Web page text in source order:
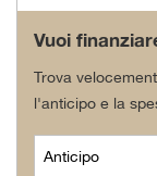
Vuoi
Trova
l'anticipo e la
le
tue
preferenze
di
consenso
tecnologie